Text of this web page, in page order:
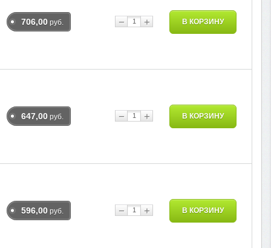
706,00 руб. − + В КОРЗИНУ
647,00 руб. − + В КОРЗИНУ
596,00 руб. − + В КОРЗИНУ